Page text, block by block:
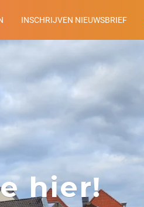
INSCHRIJVEN NIEUWSBRIEF
hier!